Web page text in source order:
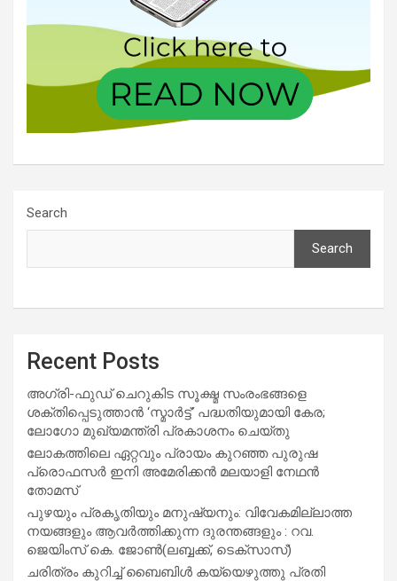
Search
Search
Recent Posts
അഗ്രി-ഫുഡ് ചെറുകിട സൂക്ഷ്മ സംരംഭങ്ങളെ
ശക്തിപ്പെടുത്താന്‍ ‘സ്മാര്‍ട്ട്’ പദ്ധതിയുമായി കേര;
ലോഗോ മുഖ്യമന്ത്രി പ്രകാശനം ചെയ്തു
ലോകത്തിലെ ഏറ്റവും പ്രായം കുറഞ്ഞ പുരുഷ
പ്രൊഫസർ ഇനി അമേരിക്കൻ മലയാളി നേഥൻ
തോമസ്
പുഴയും പ്രകൃതിയും മനുഷ്യനും: വിവേകമില്ലാത്ത
നയങ്ങളും ആവർത്തിക്കുന്ന ദുരന്തങ്ങളും : റവ.
ജെയിംസ് കെ. ജോൺ(ലബ്ബക്ക്, ടെക്സാസ്)
ചരിത്രം കുറിച്ച് ബൈബിൾ കയ്യെഴുത്തു പ്രതി